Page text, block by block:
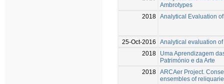
Ambrotypes
2018 Analytical Evaluation
25-Oct-2016
Analytical evaluation
2018
Uma Aprendizagem
Património e da Arte
2018 ARCAer Project.
ensembles of